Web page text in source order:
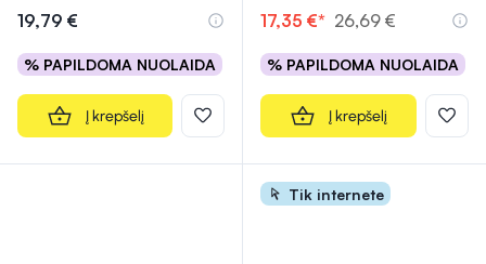
19,79 €
% PAPILDOMA NUOLAIDA
Į krepšelį
17,35 €* 26,69 €
% PAPILDOMA NUOLAIDA
Į krepšelį
Tik internete